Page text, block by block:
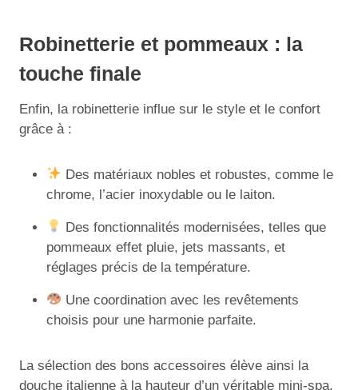
Robinetterie et pommeaux : la
touche finale
Enfin, la robinetterie influe sur le style et le confort
grâce à :
Des matériaux nobles et robustes, comme le
chrome, l’acier inoxydable ou le laiton.
Des fonctionnalités modernisées, telles que
pommeaux effet pluie, jets massants, et
réglages précis de la température.
Une coordination avec les revêtements
choisis pour une harmonie parfaite.
La sélection des bons accessoires élève ainsi la
douche italienne à la hauteur d’un véritable mini-spa,